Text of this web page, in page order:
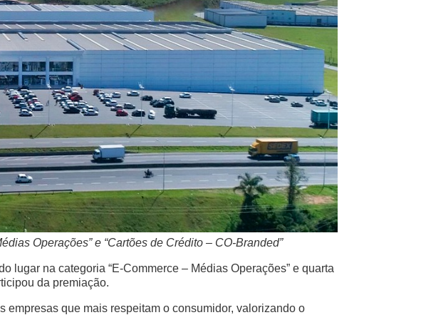
Operações” e “Cartões de Crédito – CO-Branded”
lugar na categoria “E-Commerce – Médias Operações” e quarta
da premiação.
que mais respeitam o consumidor, valorizando o